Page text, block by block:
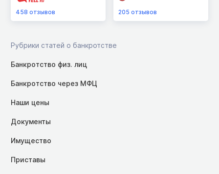
458 отзывов 205отзывов
Рубрики статей о банкротстве
Банкротство физ. лиц
Банкротство через МФЦ
Наши цены
Документы
Имущество
Приставы